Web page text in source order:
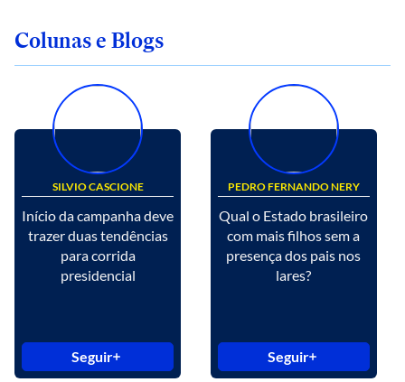
Colunas e Blogs
SILVIO CASCIONE
Início da campanha deve
trazer duas tendências
para corrida
presidencial
Seguir
PEDRO FERNANDO NERY
Qual o Estado brasileiro
com mais filhos sem a
presença dos pais nos
lares?
Seguir